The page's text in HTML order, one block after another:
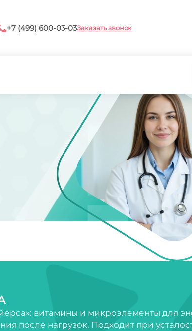
+7 (499) 600-03-03Заказать звонок
витамины и микроэлементы для
после нагрузок. Подходит при